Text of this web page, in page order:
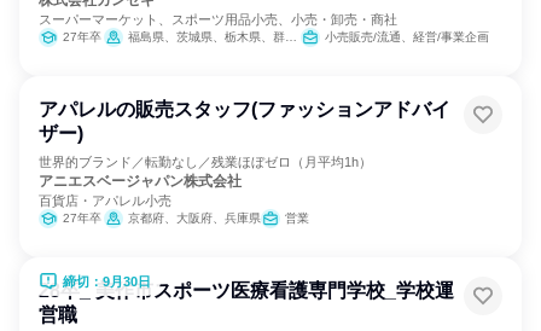
スーパーマーケット、スポーツ用品小売、小売・卸売・商社
27年卒 福島県、茨城県、栃木県、群馬県 小売販売/流通、経営/事業企画
アパレルの販売スタッフ(ファッションアドバイ
ザー)
世界的ブランド／転勤なし／残業ほぼゼロ（月平均1h）
アニエスベージャパン株式会社
百貨店・アパレル小売
27年卒 京都府、大阪府、兵庫県 営業
締切：9月30日
28卒_ 美作市スポーツ医療看護専門学校_学校運
営職